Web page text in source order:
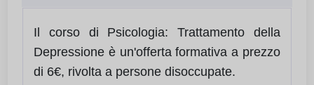
Il corso di Psicologia: Trattamento della
Depressione è un'offerta formativa a prezzo
di 6€, rivolta a persone disoccupate.